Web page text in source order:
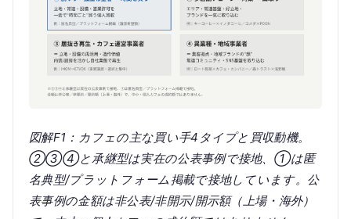
図解F1：カフェの主な買い手4タイプと買収動機。
②③④と承継型は実在の公表事例で接地、①は匿
名典型/プラットフォーム掲載で接地しています。公
表事例の金額は非公表/非開示/開示額（上場・海外）